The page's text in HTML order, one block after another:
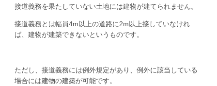
接道義務を果たしていない土地には建物が建てられません。
接道義務とは幅員4m以上の道路に2m以上接していなけれ
ば、建物が建築できないというものです。
ただし、接道義務には例外規定があり、例外に該当している
場合には建物の建築が可能です。